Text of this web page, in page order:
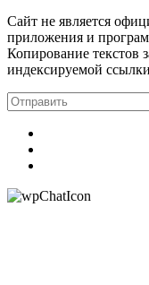
Сайт не является
приложения и
Копирование текстов
индексируемой